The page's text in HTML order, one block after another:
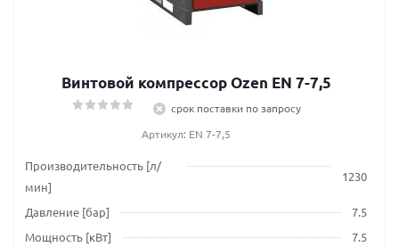
Винтовой компрессор Ozen EN 7-7,5
срок поставки по запросу
Артикул: EN 7-7,5
Производительность [л/
мин]
1230
Давление [бар]
7.5
Мощность [кВт]
7.5